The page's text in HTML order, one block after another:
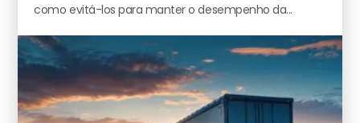
como evitá-los para manter o desempenho da...